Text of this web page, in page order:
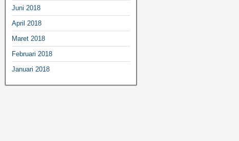
Juni 2018
April 2018
Maret 2018
Februari 2018
Januari 2018